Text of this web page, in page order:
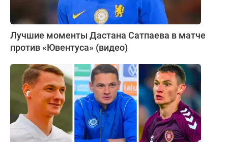
Лучшие моменты Дастана Сатпаева в матче
против «Ювентуса» (видео)